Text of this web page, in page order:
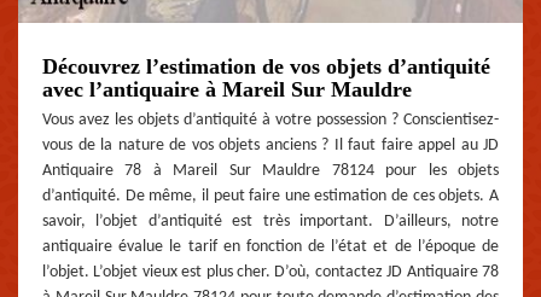
Découvrez l’estimation de vos objets d’antiquité
avec l’antiquaire à Mareil Sur Mauldre
Vous avez les objets d’antiquité à votre possession ? Conscientisez-
vous de la nature de vos objets anciens ? Il faut faire appel au JD
Antiquaire 78 à Mareil Sur Mauldre 78124 pour les objets
d’antiquité. De même, il peut faire une estimation de ces objets. A
savoir, l’objet d’antiquité est très important. D’ailleurs, notre
antiquaire évalue le tarif en fonction de l’état et de l’époque de
l’objet. L’objet vieux est plus cher. D’où, contactez JD Antiquaire 78